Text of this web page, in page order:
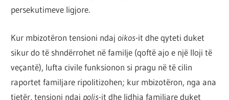
persekutimeve ligjore.
Kur mbizotëron tensioni ndajoikos-it dhe qyteti duket
sikur do të shndërrohet në familje (qoftë ajo e një lloji të
veçantë), lufta civile funksionon si pragu në të cilin
raportet familjare ripolitizohen; kur mbizotëron, nga ana
tjetër, tensioni ndaj polis-it dhe lidhja familjare duket